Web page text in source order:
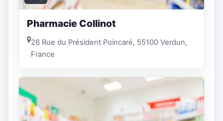
Pharmacie Collinot
26 Rue du Président Poincaré, 55100 Verdun,
France